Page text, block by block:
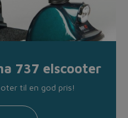
737 elscooter
til en god pris!